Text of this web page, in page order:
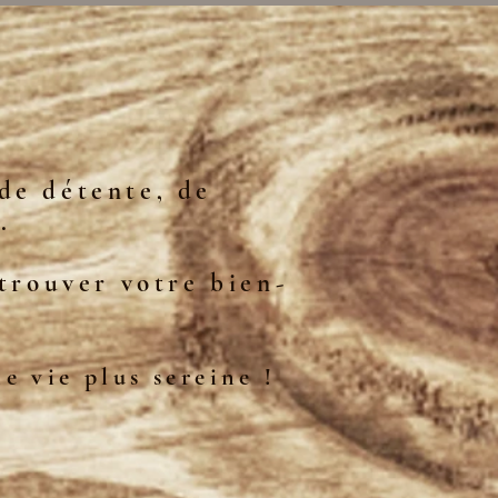
détente, de
votre bien-
vie plus sereine !